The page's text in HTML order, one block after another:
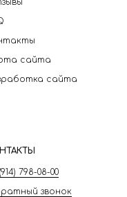
сайта
сайта
798-08-00
звонок